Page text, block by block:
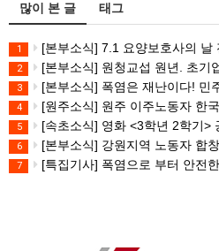
많이 본 글 태그
1 [본부소식] 7.1 요양보호사의 날
2 [본부소식] 원청교섭 원년. 초기업교섭 돌파! 모든 노동
3 [본부소식] 폭염은 재난이다! 민주노총 강
4 [원주소식] 원주 이주노동자 한
5 [속초소식] 영화 <3학년 2학기>
6 [본부소식] 강원지역 노동자 합
7 [특집기사] 폭염으로 부터 안전